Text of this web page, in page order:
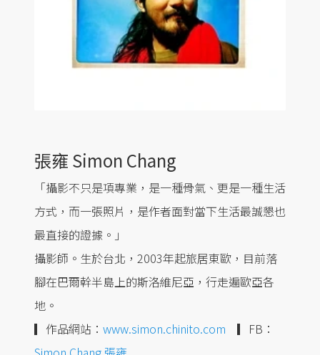
張雍 Simon Chang
「攝影不只是項專業，是一種骨氣、更是一種生活
方式，而一張照片，是作者面對當下生活最誠懇也
最直接的證據。」
攝影師。生於台北，2003年起旅居東歐，目前落
腳在巴爾幹半島上的斯洛維尼亞，行走遍歐亞各
地。
▎作品網站： www.simon.chinito.com ▎FB：